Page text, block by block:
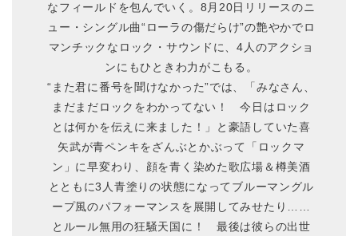
なフィールドを包んでいく。8月20日リリースのニ
ュー・シングル曲“ローラの傷だらけ”の艶やかでロ
マンチックなロック・サウンドに、4人のアクショ
ンにもひときわ力がこもる。
“また君に番号を聞けなかった”では、「みなさん、
まだまだロックをわかってない！ 今日はロック
とは何かを伝えに来ました！」と豪語していた喜
矢武が青ペンキをざんぶとかぶって「ロックマ
ン」に早変わり、顔を青く染めた歌広場＆樽美酒
とともに3人青塗りの状態になってブルーマングル
ープ風のパフォーマンスを展開してみせたり……
とルール無用の狂騒天国に！ 最後は彼らの出世